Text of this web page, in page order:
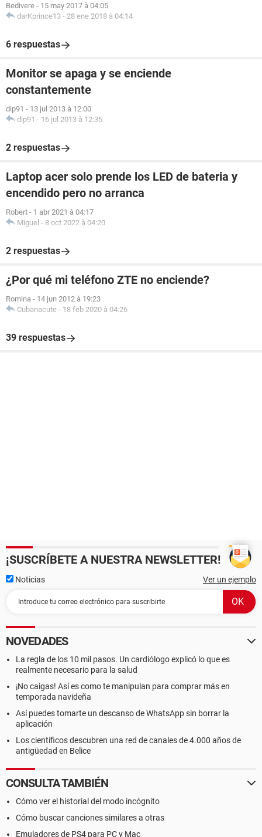
Bedivere - 15 may 2017 à 04:05
darKprince13 - 28 ene 2018 à 04:14
6 respuestas
Monitor se apaga y se enciende
constantemente
dip91 - 13 jul 2013 à 12:00
dip91 - 16 jul 2013 à 12:35
2 respuestas
Laptop acer solo prende los LED de bateria y
encendido pero no arranca
Robert - 1 abr 2021 à 04:17
Miguel - 8 oct 2022 à 04:20
2 respuestas
¿Por qué mi teléfono ZTE no enciende?
Romina - 14 jun 2012 à 19:23
Cubanacute - 18 feb 2020 à 04:26
39 respuestas
¡SUSCRÍBETE A NUESTRA NEWSLETTER!
Noticias Ver un ejemplo
NOVEDADES
La regla de los 10 mil pasos. Un cardiólogo explicó lo que es
realmente necesario para la salud
¡No caigas! Así es como te manipulan para comprar más en
temporada navideña
Así puedes tomarte un descanso de WhatsApp sin borrar la
aplicación
Los científicos descubren una red de canales de 4.000 años de
antigüedad en Belice
CONSULTA TAMBIÉN
Cómo ver el historial del modo incógnito
Cómo buscar canciones similares a otras
Emuladores de PS4 para PC y Mac